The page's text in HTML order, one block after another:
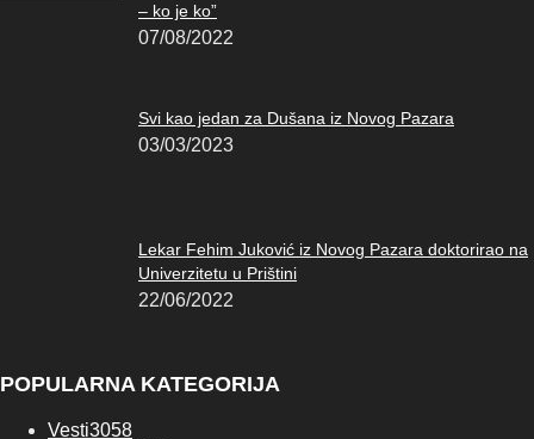
– ko je ko”
07/08/2022
Svi kao jedan za Dušana iz Novog Pazara
03/03/2023
Lekar Fehim Juković iz Novog Pazara doktorirao na
Univerzitetu u Prištini
22/06/2022
POPULARNA KATEGORIJA
Vesti3058